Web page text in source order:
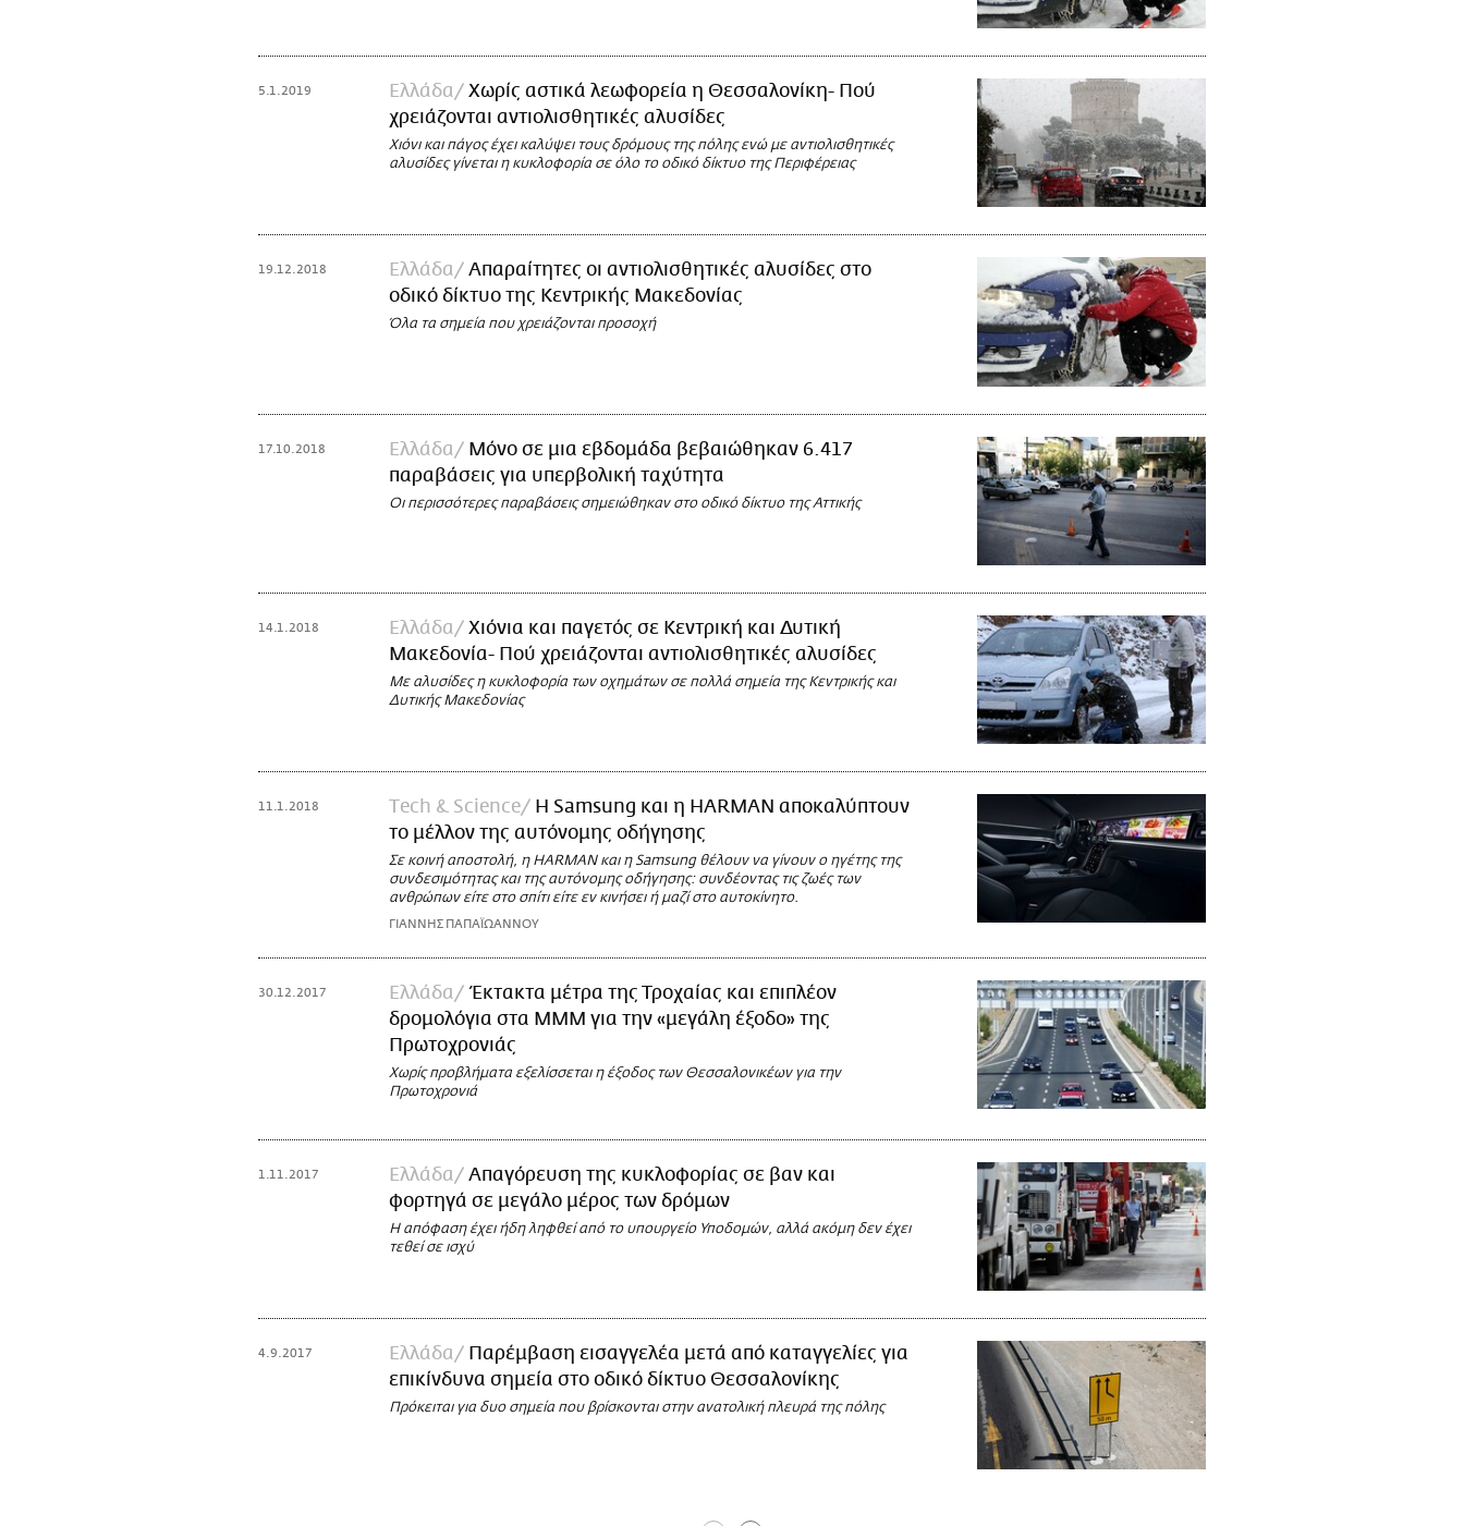
5.1.2019 Ελλάδα
Χωρίς αστικά λεωφορεία η Θεσσαλονίκη- Πού
χρειάζονται αντιολισθητικές αλυσίδες
Χιόνι και πάγος έχει καλύψει τους δρόμους της πόλης ενώ με αντιολισθητικές
αλυσίδες γίνεται η κυκλοφορία σε όλο το οδικό δίκτυο της Περιφέρειας
19.12.2018 Ελλάδα
Απαραίτητες οι αντιολισθητικές αλυσίδες στο
οδικό δίκτυο της Κεντρικής Μακεδονίας
Όλα τα σημεία που χρειάζονται προσοχή
17.10.2018 Ελλάδα
Μόνο σε μια εβδομάδα βεβαιώθηκαν 6.417
παραβάσεις για υπερβολική ταχύτητα
Οι περισσότερες παραβάσεις σημειώθηκαν στο οδικό δίκτυο της Αττικής
14.1.2018 Ελλάδα
Χιόνια και παγετός σε Κεντρική και Δυτική
Μακεδονία- Πού χρειάζονται αντιολισθητικές αλυσίδες
Με αλυσίδες η κυκλοφορία των οχημάτων σε πολλά σημεία της Κεντρικής και
Δυτικής Μακεδονίας
11.1.2018 Τech & Science
H Samsung και η HARMAN αποκαλύπτουν
το μέλλον της αυτόνομης οδήγησης
Σε κοινή αποστολή, η HARMAN και η Samsung θέλουν να γίνουν ο ηγέτης της
συνδεσιμότητας και της αυτόνομης οδήγησης: συνδέοντας τις ζωές των
ανθρώπων είτε στο σπίτι είτε εν κινήσει ή μαζί στο αυτοκίνητο.
ΓΙΑΝΝΗΣ ΠΑΠΑΪΩΑΝΝΟΥ
30.12.2017 Ελλάδα
Έκτακτα μέτρα της Τροχαίας και επιπλέον
δρομολόγια στα ΜΜΜ για την «μεγάλη έξοδο» της
Πρωτοχρονιάς
Χωρίς προβλήματα εξελίσσεται η έξοδος των Θεσσαλονικέων για την
Πρωτοχρονιά
1.11.2017 Ελλάδα
Απαγόρευση της κυκλοφορίας σε βαν και
φορτηγά σε μεγάλο μέρος των δρόμων
Η απόφαση έχει ήδη ληφθεί από το υπουργείο Υποδομών, αλλά ακόμη δεν έχει
τεθεί σε ισχύ
4.9.2017 Ελλάδα
Παρέμβαση εισαγγελέα μετά από καταγγελίες για
επικίνδυνα σημεία στο οδικό δίκτυο Θεσσαλονίκης
Πρόκειται για δυο σημεία που βρίσκονται στην ανατολική πλευρά της πόλης